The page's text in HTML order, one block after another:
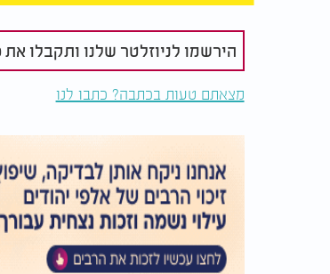
הירשמו לניוזלטר שלנו ותקבלו
מצאתם טעות בכתבה? כתבו לנו